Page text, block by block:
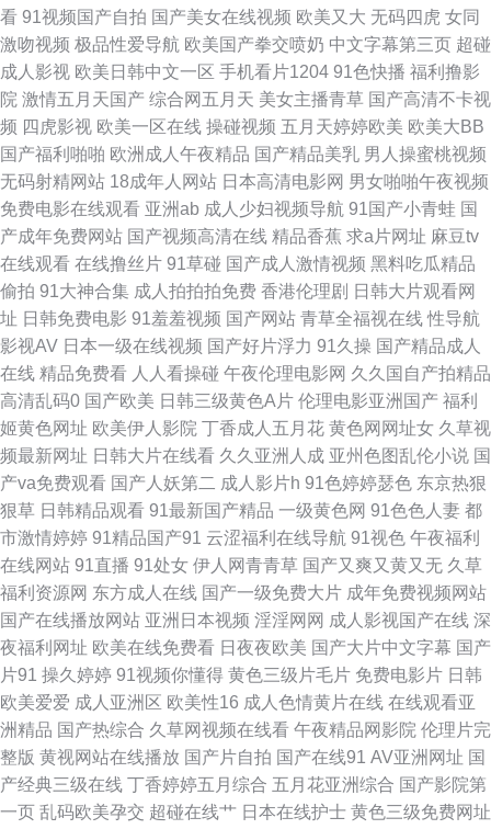
91免费小视频在线观看 91操碰内射 伊人在线6 一区一区一去二级 先锋资源
人妻 丝袜美腿五月天 欧美亚洲日精品 密挑伊人AV 黄色片在线免费观看 国内
产品免费观看 豆花网站免费观看 东方四虎日剧网 俺去也伦理资源站 91美女
泡 91九色蝌蚪视频 日韩综合网址 日韩黄页网站 蜜臀久久99精品 精品久久美
女肏 九一综合色 韩国久久精品 大香蕉在线99 av资源天堂 91超碰最新地址
在线不卡a 香蕉视频导航 日韩天堂日日干 欧美福利姬在线观看 欧美日韩色五
月 伦理91探店在线观看 91探花在线观 97资总站中文字幕 91在线图片视频
91婷婷超碰 91看片淫黄大片AA 91福利免费 综合激情狠 91tv天堂视频 1024
伦理影院 夜射猫97 午夜10000 深夜看片 69福利资源导航在线 亚洲av先锋资
源 少妇影院91 日本人妖五区 人人操综合 青青草大香蕉一本道 男人天堂第一
页 欧美变态另类 久草九九 国产日韩综合福利 东方av免费观看看 爱豆传媒麻
豆 91在线观看 AV天堂五月天你懂的 92免费福利社试看 91伊人超碰 91人妻
在线视频 91官方传谋免费线观看 91n国产欧美在线 亚洲色欧美色性爱春色
综合瑟站 在线青青草av 香蕉视频污在线观看 五月婷婷六月香 日日热热99 欧
美亚州另类 乱子伦毛片国产 黄色性爱理论在线观看 久久成人网站 久草资源
看 91视频国产自拍 国产美女在线视频 欧美又大 无码四虎 女同
激吻视频 极品性爱导航 欧美国产拳交喷奶 中文字幕第三页 超碰
成人影视 欧美日韩中文一区 手机看片1204 91色快播 福利撸影
院 激情五月天国产 综合网五月天 美女主播青草 国产高清不卡视
频 四虎影视 欧美一区在线 操碰视频 五月天婷婷欧美 欧美大BB
国产福利啪啪 欧洲成人午夜精品 国产精品美乳 男人操蜜桃视频
无码射精网站 18成年人网站 日本高清电影网 男女啪啪午夜视频
免费电影在线观看 亚洲ab 成人少妇视频导航 91国产小青蛙 国
产成年免费网站 国产视频高清在线 精品香蕉 求a片网址 麻豆tv
在线观看 在线撸丝片 91草碰 国产成人激情视频 黑料吃瓜精品
偷拍 91大神合集 成人拍拍拍免费 香港伦理剧 日韩大片观看网
址 日韩免费电影 91羞羞视频 国产网站 青草全福视在线 性导航
影视AV 日本一级在线视频 国产好片浮力 91久操 国产精品成人
在线 精品免费看 人人看操碰 午夜伦理电影网 久久国自产拍精品
高清乱码0 国产欧美 日韩三级黄色A片 伦理电影亚洲国产 福利
姬黄色网址 欧美伊人影院 丁香成人五月花 黄色网网址女 久草视
频最新网址 日韩大片在线看 久久亚洲人成 亚州色图乱伦小说 国
产va免费观看 国产人妖第二 成人影片h 91色婷婷瑟色 东京热狠
狠草 日韩精品观看 91最新国产精品 一级黄色网 91色色人妻 都
市激情婷婷 91精品国产91 云涩福利在线导航 91视色 午夜福利
在线网站 91直播 91处女 伊人网青青草 国产又爽又黄又无 久草
福利资源网 东方成人在线 国产一级免费大片 成年免费视频网站
国产在线播放网站 亚洲日本视频 淫淫网网 成人影视国产在线 深
夜福利网址 欧美在线免费看 日夜夜欧美 国产大片中文字幕 国产
片91 操久婷婷 91视频你懂得 黄色三级片毛片 免费电影片 日韩
欧美爱爱 成人亚洲区 欧美性16 成人色情黄片在线 在线观看亚
洲精品 国产热综合 久草网视频在线看 午夜精品网影院 伦理片完
整版 黄视网站在线播放 国产片自拍 国产在线91 AV亚洲网址 国
产经典三级在线 丁香婷婷五月综合 五月花亚洲综合 国产影院第
一页 乱码欧美孕交 超碰在线艹 日本在线护士 黄色三级免费网址